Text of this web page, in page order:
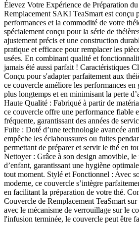
Élevez Votre Expérience de Préparation
Remplacement SAKI TeaSmart est conçu
performances et la commodité de votre
spécialement conçu pour la série de
ajustement précis et une construction
pratique et efficace pour remplacer les
usées. En combinant qualité et
jamais été aussi parfait ! Caractéristiques
Conçu pour s'adapter parfaitement aux
ce couvercle améliore les performances en
plus longtemps et en minimisant la perte
Haute Qualité : Fabriqué à partir de
ce couvercle offre une performance fiable
fréquente, garantissant des années de
Fuite : Doté d’une technologie avancée
empêche les éclaboussures ou fuites
permettant de préparer et servir le thé en
Nettoyer : Grâce à son design amovible,
d’enfant, garantissant une hygiène
tout moment. Stylé et Fonctionnel : Avec
moderne, ce couvercle s’intègre
en facilitant la préparation de votre thé.
Couvercle de Remplacement TeaSmart
avec le mécanisme de verrouillage sur le
l'infusion terminée, le couvercle peut être